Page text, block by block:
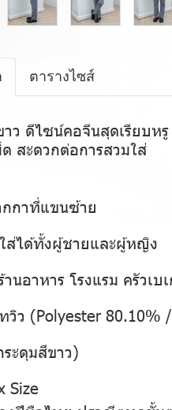
ตารางไซส์
ว ดีไซน์คอจีนสุดเรียบห
สะดวกต่อการสวมใส่
กาที่แขนซ้าย
ส่ได้ทั้งผู้ชายและผู้หญิง
านอาหาร โรงแรม ครัวเ
ว (Polyester 80.10%
ะดุมสีขาว)
Size